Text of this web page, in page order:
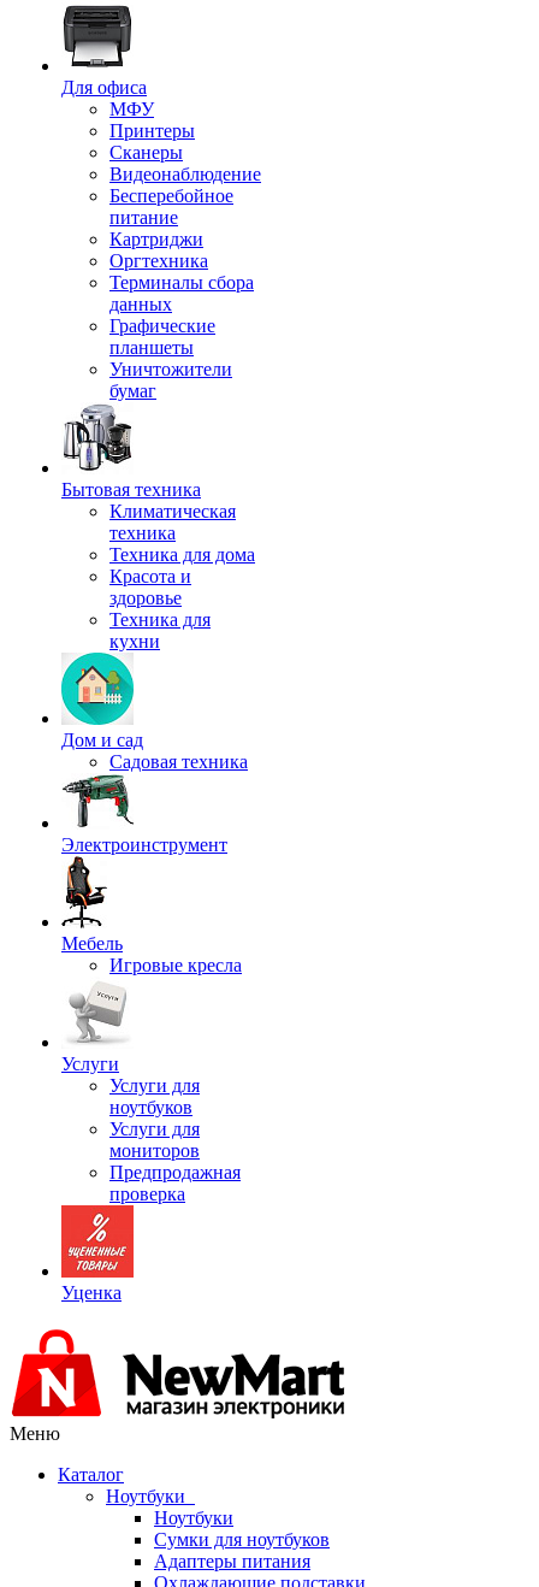
Для офиса
МФУ
Принтеры
Сканеры
Видеонаблюдение
Бесперебойное
питание
Картриджи
Оргтехника
Терминалы сбора
данных
Графические
планшеты
Уничтожители
бумаг
Бытовая техника
Климатическая
техника
Техника для дома
Красота и
здоровье
Техника для
кухни
Дом и сад
Садовая техника
Электроинструмент
Мебель
Игровые кресла
Услуги
Услуги для
ноутбуков
Услуги для
мониторов
Предпродажная
проверка
Уценка
Меню
Каталог
Ноутбуки
Ноутбуки
Сумки для ноутбуков
Адаптеры питания
Охлаждающие подставки